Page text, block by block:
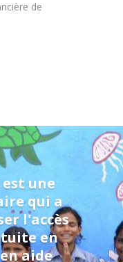
de
une
qui a
l'accès
en
aide